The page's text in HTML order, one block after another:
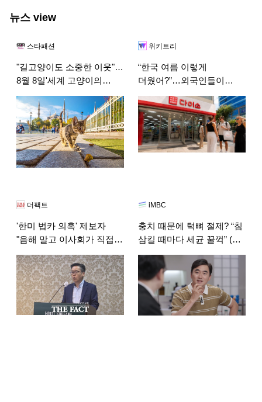
뉴스 view
스타패션
"길고양이도 소중한 이웃"…
8월 8일'세계 고양이의
날'맞은 이스탄불 풍경
위키트리
“한국 여름 이렇게
더웠어?”…외국인들이
다이소서 찾는 ‘폭염 생존템’
3가지
더팩트
'한미 법카 의혹' 제보자
"음해 말고 이사회가 직접
나서야"
iMBC
충치 때문에 턱뼈 절제? “침
삼킬 때마다 세균 꿀꺽” (세
개의 시선)